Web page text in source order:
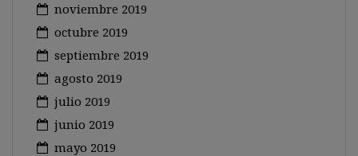
noviembre 2019
octubre 2019
septiembre 2019
agosto 2019
julio 2019
junio 2019
mayo 2019